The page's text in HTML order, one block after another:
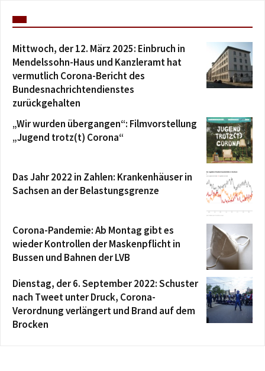
Mittwoch, der 12. März 2025: Einbruch in
Mendelssohn-Haus und Kanzleramt hat
vermutlich Corona-Bericht des
Bundesnachrichtendienstes
zurückgehalten
„Wir wurden übergangen“: Filmvorstellung
„Jugend trotz(t) Corona“
Das Jahr 2022 in Zahlen: Krankenhäuser in
Sachsen an der Belastungsgrenze
Corona-Pandemie: Ab Montag gibt es
wieder Kontrollen der Maskenpflicht in
Bussen und Bahnen der LVB
Dienstag, der 6. September 2022: Schuster
nach Tweet unter Druck, Corona-
Verordnung verlängert und Brand auf dem
Brocken